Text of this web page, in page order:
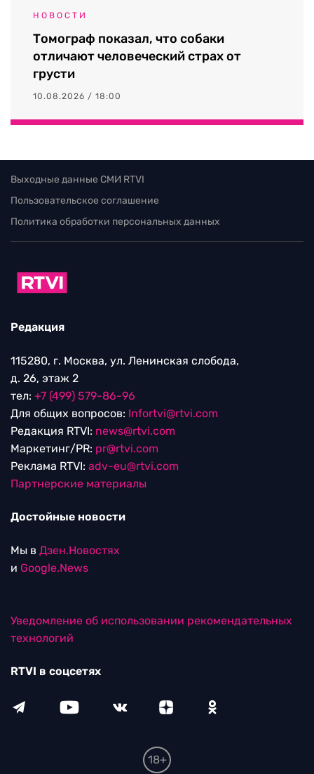
НОВОСТИ
Томограф показал, что собаки
отличают человеческий страх от
грусти
10.08.2026 / 18:00
Выходные данные СМИ RTVI
Пользовательское соглашение
Политика обработки персональных данных
Редакция
115280, г. Москва, ул. Ленинская слобода,
д. 26, этаж 2
тел: +7 (499) 579-86-96
Для общих вопросов: Infortvi@rtvi.com
Редакция RTVI: news@rtvi.com
Маркетинг/PR: pr@rtvi.com
Реклама RTVI: adv-eu@rtvi.com
Партнерские материалы
Достойные новости
Мы в Дзен.Новостях
и Google.News
Уведомление об использовании рекомендательных
технологий
RTVI в соцсетях
18+